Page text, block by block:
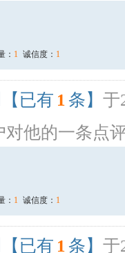
： 1 诚信度： 1
【已有 1 条】 于
对他的一条点
： 1 诚信度： 1
【已有 1 条】 于